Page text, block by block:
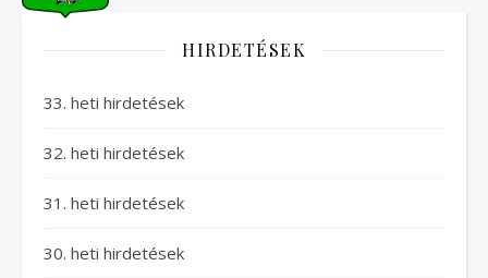
HIRDETÉSEK
33. heti hirdetések
32. heti hirdetések
31. heti hirdetések
30. heti hirdetések